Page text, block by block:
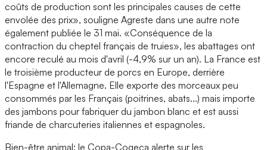
coûts de production sont les principales causes de cette
envolée des prix», souligne Agreste dans une autre note
également publiée le 31 mai. «Conséquence de la
contraction du cheptel français de truies», les abattages ont
encore reculé au mois d'avril (-4,9% sur un an). La France est
le troisième producteur de porcs en Europe, derrière
l'Espagne et l'Allemagne. Elle exporte des morceaux peu
consommés par les Français (poitrines, abats...) mais importe
des jambons pour fabriquer du jambon blanc et est aussi
friande de charcuteries italiennes et espagnoles.
Bien-être animal: le Copa-Cogeca alerte sur les